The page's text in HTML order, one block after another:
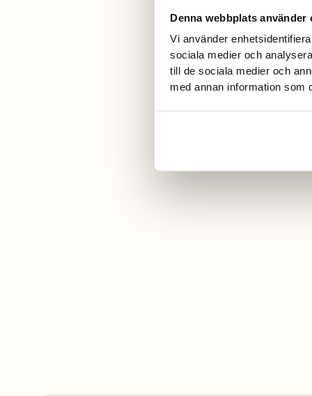
Denna webbplats använder
Vi använder
sociala medier och
till de sociala medier och
med annan information som